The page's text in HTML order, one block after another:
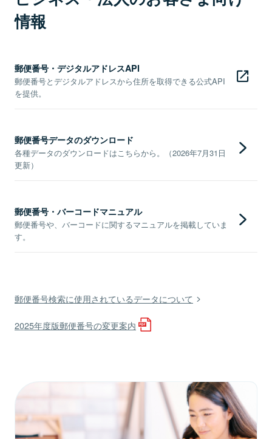
情報
郵便番号・デジタルアドレスAPI
郵便番号とデジタルアドレスから住所を取得できる公式API
を提供。
郵便番号データのダウンロード
各種データのダウンロードはこちらから。（2026年7月31日
更新）
郵便番号・バーコードマニュアル
郵便番号や、バーコードに関するマニュアルを掲載していま
す。
郵便番号検索に使用されているデータについて
2025年度版郵便番号の変更案内